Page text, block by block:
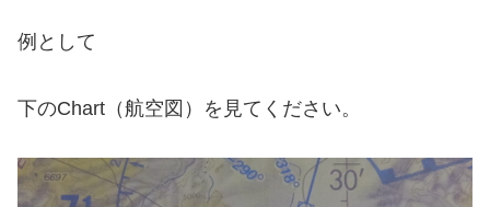
例として
下のChart（航空図）を見てください。